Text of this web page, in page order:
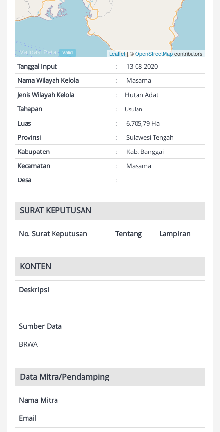
Leaflet| ©OpenStreetMapcontributors
Validasi Peta: Valid
Tanggal Input :
13-08-2020
Nama Wilayah Kelola
:
Masama
Jenis Wilayah Kelola
:
Hutan Adat
Tahapan
: Usulan
Luas :
6.705,79 Ha
Provinsi
:
Sulawesi Tengah
Kabupaten
:
Kab. Banggai
Kecamatan
:
Masama
Desa
:
SURAT KEPUTUSAN
No. Surat Keputusan Tentang Lampiran
KONTEN
Deskripsi
Sumber Data
BRWA
Data Mitra/Pendamping
Nama Mitra
Email